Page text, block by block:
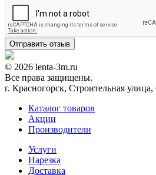
© 2026 lenta-3m.ru
Все права защищены.
г. Красногорск, Строительная улица,
Каталог товаров
Акции
Производители
Услуги
Нарезка
Доставка